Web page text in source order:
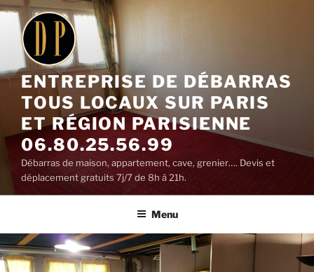
Aller
contenu
principal
ENTREPRISE DE DÉBARRAS
TOUS LOCAUX SUR PARIS
ET RÉGION PARISIENNE
06.80.25.56.99
Débarras de maison, appartement, cave, grenier…. Devis et
déplacement gratuits 7j/7 de 8h à 21h.
Menu